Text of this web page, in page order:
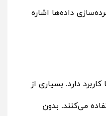
داده‌ها اشاره
دارد. بسیاری از
می‌کنند. بدون